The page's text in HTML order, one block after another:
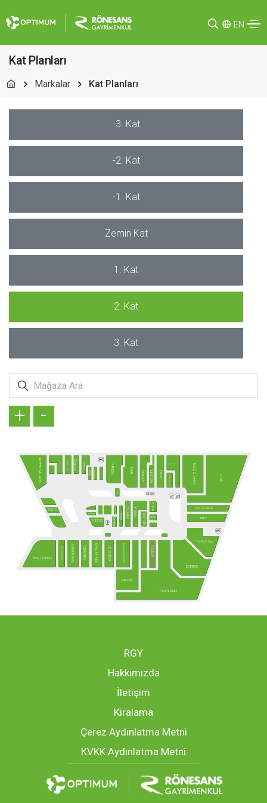
EN
Kat Planları
Markalar Kat Planları
-3. Kat
-2. Kat
-1. Kat
Zemin Kat
1. Kat
2. Kat
3. Kat
ADIDAS
ARBY'S
ARMAĞAN OYUNCAK
BAY DÖNER BURGER KING
CEPAX
CİVİL
COLUMBIA
D&R
DAVID WALKER
EASY CEP
EBEBEK
MCLUB - Yakında!
FENERIUM
GÖNÜL KAHVESİ
GREEN SALADS
HD İSKENDER
HMBRGR
HUMMEL
KÖFTECİ RAMİZ
LESCON
MADAME COCO
MC DONALD´S
MI STORE
MINISO
NIKE
OBJE
ÖZDİLEK
PİDEM
MR.DIY
PLAYLAND
POPEYES
PUMA
Doyuyo
SBARRO
TANTUNİZM
TAVUK DÜNYASI TOYZZ SHOP
USTA DÖNERCİ
VATAN BİLGİSAYAR
The North Face
Camper
SUBWAY
Terra Pizza
+ -
RGY
Hakkımızda
İletişim
Kiralama
Çerez Aydınlatma Metni
KVKK Aydınlatma Metni